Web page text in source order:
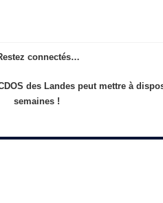
connectés…
des Landes peut mettre à
semaines !